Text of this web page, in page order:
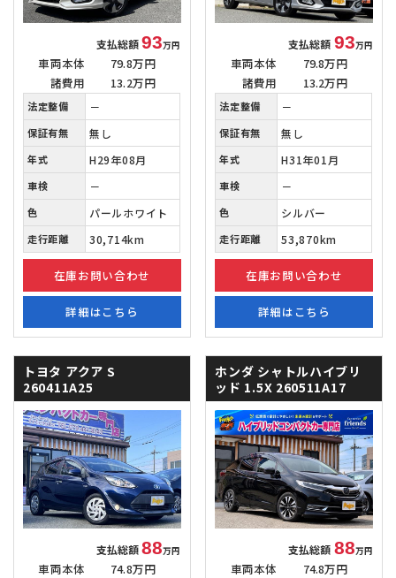
支払総額93万円
車両本体
79.8万円
諸費用
13.2万円
法定整備 －
保証有無 無し
年式 H29年08月
車検 －
色 パールホワイト
走行距離 30,714km
在庫お問い合わせ
詳細はこちら
支払総額 93万円
車両本体
79.8万円
諸費用
13.2万円
法定整備 －
保証有無 無し
年式 H31年01月
車検 －
色 シルバー
走行距離 53,870km
在庫お問い合わせ
詳細はこちら
トヨタ アクア S
260411A25
支払総額88万円
車両本体
74.8万円
ホンダ シャトルハイブリ
ッド 1.5X 260511A17
支払総額 88万円
車両本体
74.8万円